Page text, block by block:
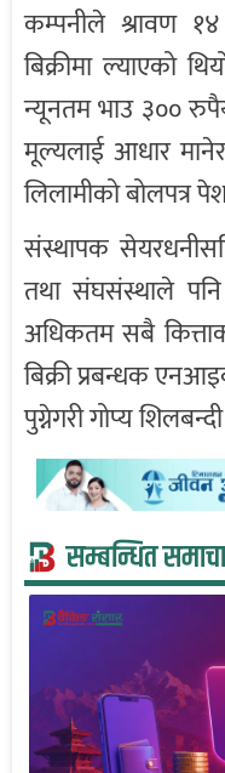
कम्पनीले श्रावण
बिक्रीमा ल्याएको
न्यूनतम भाउ ३००
मूल्यलाई आधार
लिलामीको बोलपत्र
संस्थापक
तथा संघसंस्थाले
अधिकतम सबै
बिक्री प्रबन्धक
पुग्नेगरी गोप्य
सम्बन्धित